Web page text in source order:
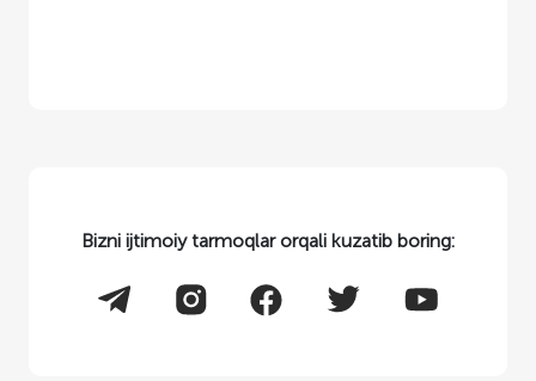
Bizni ijtimoiy tarmoqlar orqali kuzatib boring: